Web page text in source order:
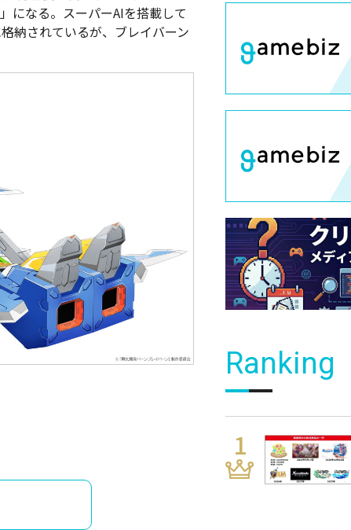
になる。スーパーAIを搭載して
納されているが、ブレイバーン
Ranking